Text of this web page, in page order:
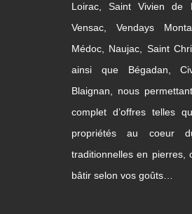
Loirac, Saint Vivien de
Vensac, Vendays
Médoc, Naujac, Saint
ainsi que Bégadan,
Blaignan, nous
complet d’offres telles
propriétés au coeur
traditionnelles en pierres,
bâtir selon vos goûts…